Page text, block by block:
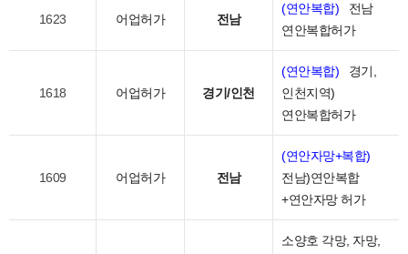
1623 어업허가 전남
(연안복합)
전남
연안복합허가
1618 어업허가 경기/인천
(연안복합)
경기,
인천지역)
연안복합허가
1609 어업허가 전남
(연안자망+복합)
전남)연안복합
+연안자망 허가
소양호 각망, 자망,